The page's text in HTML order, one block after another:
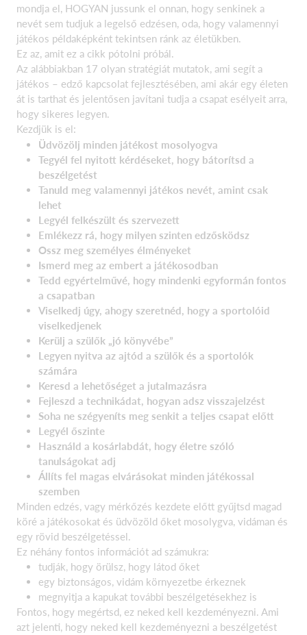
mondja el, HOGYAN jussunk el onnan, hogy senkinek a
nevét sem tudjuk a legelső edzésen, oda, hogy valamennyi
játékos példaképként tekintsen ránk az életükben.
Ez az, amit ez a cikk pótolni próbál.
Az alábbiakban 17 olyan stratégiát mutatok, ami segít a
játékos – edző kapcsolat fejlesztésében, ami akár egy életen
át is tarthat és jelentősen javítani tudja a csapat esélyeit arra,
hogy sikeres legyen.
Kezdjük is el:
Üdvözölj minden játékost mosolyogva
Tegyél fel nyitott kérdéseket, hogy bátorítsd a
beszélgetést
Tanuld meg valamennyi játékos nevét, amint csak
lehet
Legyél felkészült és szervezett
Emlékezz rá, hogy milyen szinten edzősködsz
Ossz meg személyes élményeket
Ismerd meg az embert a játékosodban
Tedd egyértelművé, hogy mindenki egyformán fontos
a csapatban
Viselkedj úgy, ahogy szeretnéd, hogy a sportolóid
viselkedjenek
Kerülj a szülők „jó könyvébe”
Legyen nyitva az ajtód a szülők és a sportolók
számára
Keresd a lehetőséget a jutalmazásra
Fejleszd a technikádat, hogyan adsz visszajelzést
Soha ne szégyeníts meg senkit a teljes csapat előtt
Legyél őszinte
Használd a kosárlabdát, hogy életre szóló
tanulságokat adj
Állíts fel magas elvárásokat minden játékossal
szemben
Minden edzés, vagy mérkőzés kezdete előtt gyűjtsd magad
köré a játékosokat és üdvözöld őket mosolygva, vidáman és
egy rövid beszélgetéssel.
Ez néhány fontos információt ad számukra:
tudják, hogy örülsz, hogy látod őket
egy biztonságos, vidám környezetbe érkeznek
megnyitja a kapukat további beszélgetésekhez is
Fontos, hogy megértsd, ez neked kell kezdeményezni. Ami
azt jelenti, hogy neked kell kezdeményezni a beszélgetést